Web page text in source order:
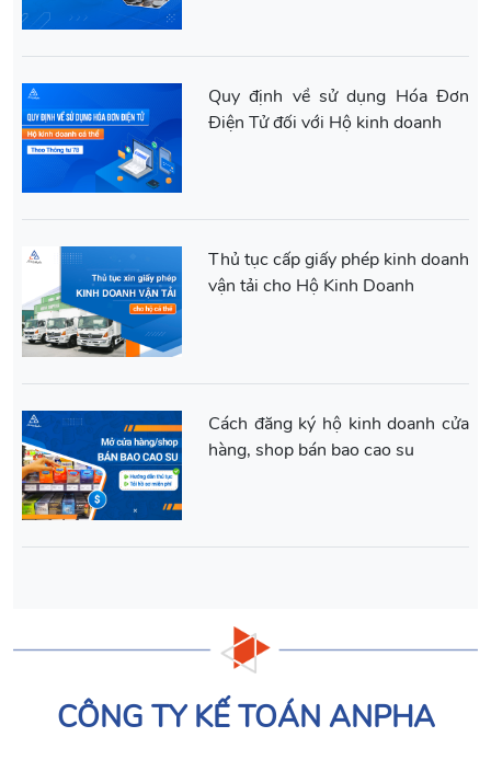
Quy định về sử dụng Hóa Đơn
Điện Tử đối với Hộ kinh doanh
Thủ tục cấp giấy phép kinh doanh
vận tải cho Hộ Kinh Doanh
Cách đăng ký hộ kinh doanh cửa
hàng, shop bán bao cao su
CÔNG TY KẾ TOÁN ANPHA